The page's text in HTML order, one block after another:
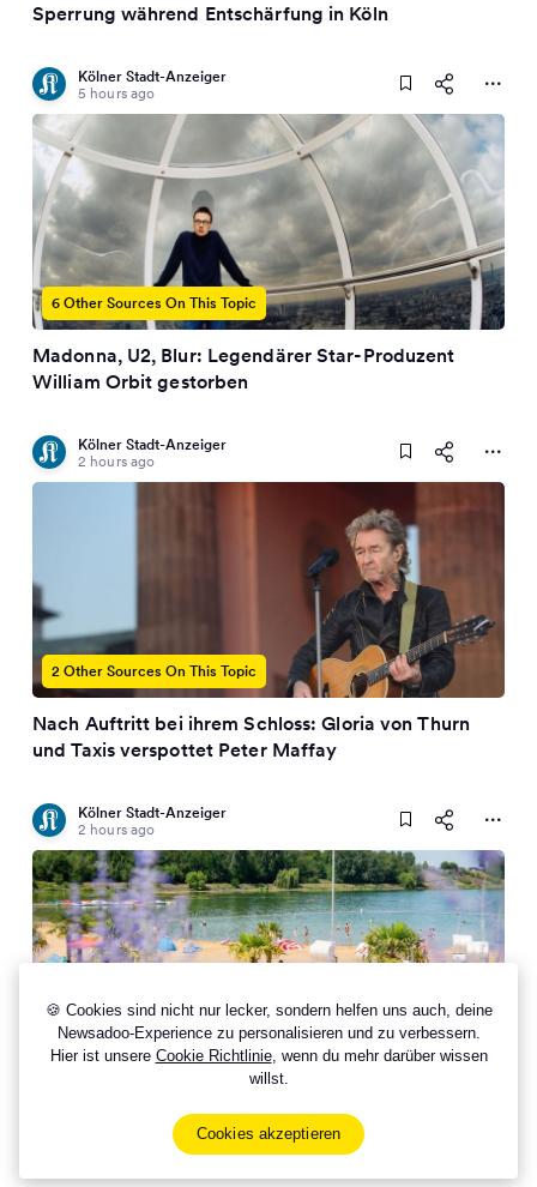
🍪 Cookies sind nicht nur lecker, sondern helfen uns auch, deine
Newsadoo-Experience zu personalisieren und zu verbessern.
Hier ist unsere Cookie Richtlinie, wenn du mehr darüber wissen
willst.
Cookies akzeptieren
Sperrung während Entschärfung in Köln
Kölner Stadt-Anzeiger
5 hours ago
6 Other Sources On This Topic
Madonna, U2, Blur: Legendärer Star-Produzent
William Orbit gestorben
Kölner Stadt-Anzeiger
2 hours ago
2 Other Sources On This Topic
Nach Auftritt bei ihrem Schloss: Gloria von Thurn
und Taxis verspottet Peter Maffay
Kölner Stadt-Anzeiger
2 hours ago
2 Other Sources On This Topic
Hitze bringt Besucherrekord: Tausende Badegäste
im Juli am Zülpicher See